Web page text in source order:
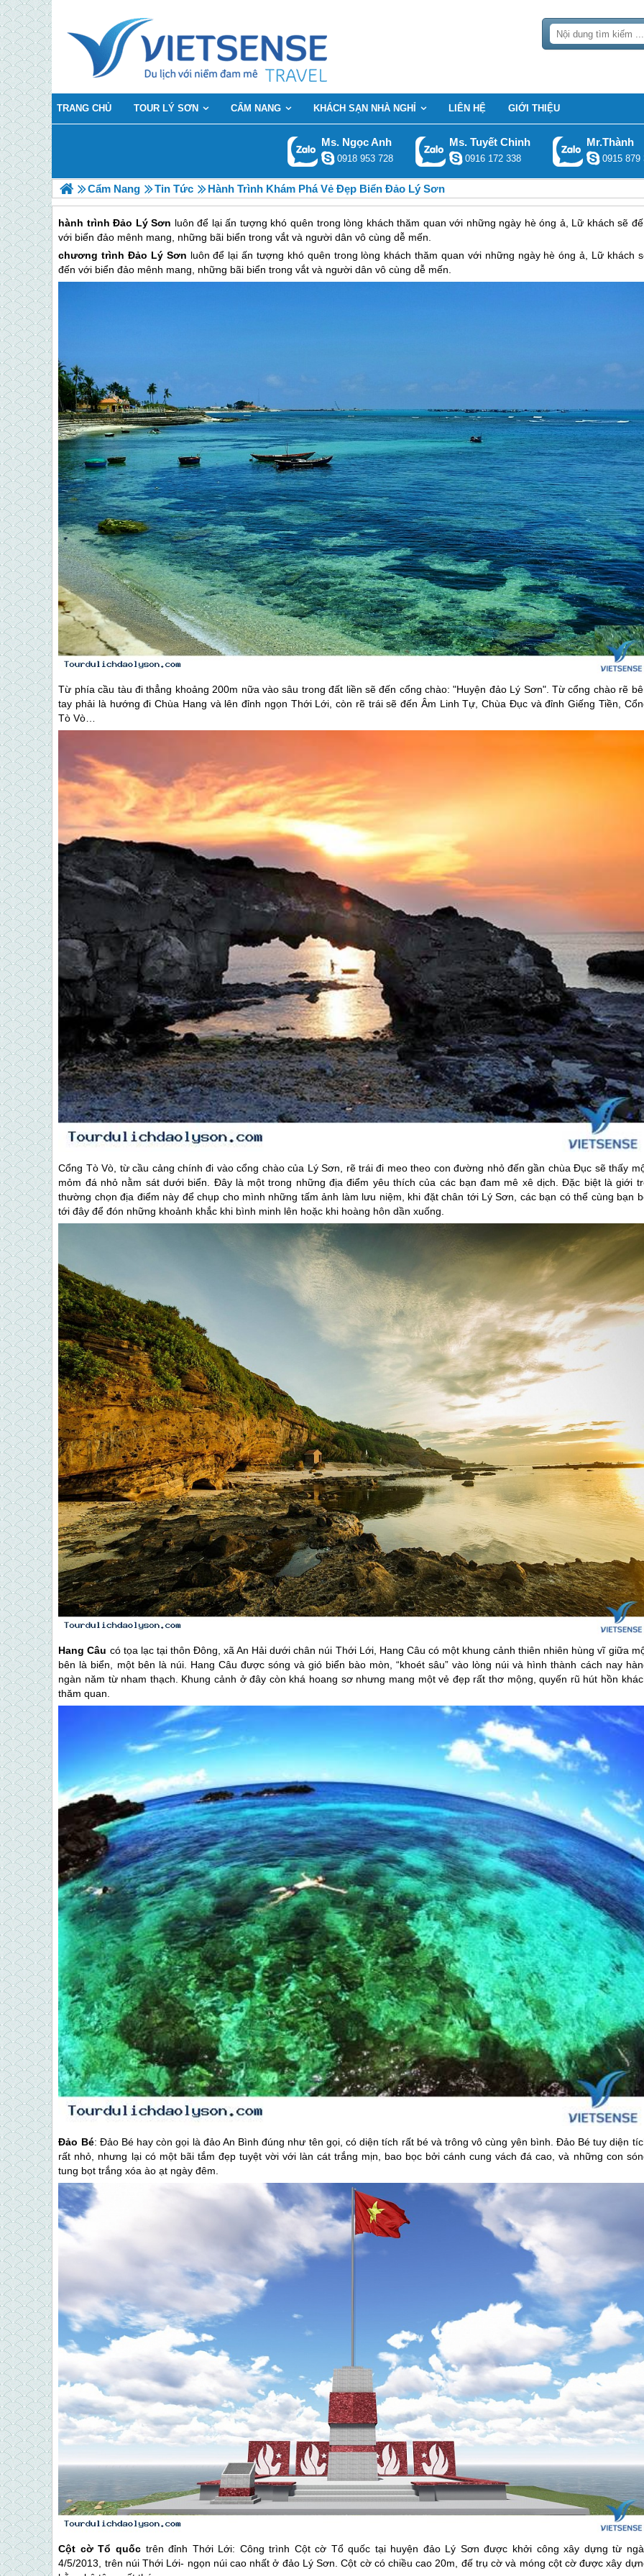
TRANG CHỦ TOUR LÝ SƠN CẨM NANG KHÁCH SẠN NHÀ NGHỈ LIÊN HỆ GIỚI THIỆU
Ms. Ngọc Anh
0918 953 728
Ms. Tuyết Chinh
0916 172 338
Mr.Thành
0915 879
Cẩm Nang Tin Tức Hành Trình Khám Phá Vẻ Đẹp Biển Đảo Lý Sơn
hành trình Đảo Lý Sơn luôn để lại ấn tượng khó quên trong lòng khách thăm quan với những ngày hè óng ả, Lữ khách sẽ
với biển đảo mênh mang, những bãi biển trong vắt và người dân vô cùng dễ mến.
chương trìnhĐảo Lý Sơn luôn để lại ấn tượng khó quên trong lòng khách thăm quan với những ngày hè óng ả, Lữ khách
đến với biển đảo mênh mang, những bãi biển trong vắt và người dân vô cùng dễ mến.
Từ phía cầu tàu đi thẳng khoảng 200m nữa vào sâu trong đất liền sẽ đến cổng chào: "Huyện đảo Lý Sơn". Từ cổng chào rẽ
tay phải là hướng đi Chùa Hang và lên đỉnh ngọn Thới Lới, còn rẽ trái sẽ đến Âm Linh Tự, Chùa Đục và đỉnh Giếng Tiền,
Tò Vò…
Cổng Tò Vò, từ cầu cảng chính đi vào cổng chào của Lý Sơn , rẽ trái đi meo theo con đường nhỏ đến gần chùa Đục sẽ thấy
mỏm đá nhỏ nằm sát dưới biển. Đây là một trong những địa điểm yêu thích của các bạn đam mê xê dịch. Đặc biệt là giới
thường chọn địa điểm này để chụp cho mình những tấm ảnh làm lưu niệm, khi đặt chân tới Lý Sơn , các bạn có thể cùng bạn
tới đây để đón những khoảnh khắc khi bình minh lên hoặc khi hoàng hôn dần xuống.
Hang Câu có tọa lạc tại thôn Đông, xã An Hải dưới chân núi Thới Lới, Hang Câu có một khung cảnh thiên nhiên hùng vĩ giữa
bên là biển, một bên là núi. Hang Câu được sóng và gió biển bào mòn, “khoét sâu” vào lòng núi và hình thành cách nay
ngàn năm từ nham thạch. Khung cảnh ở đây còn khá hoang sơ nhưng mang một vẻ đẹp rất thơ mộng, quyến rũ hút hồn
thăm quan.
Đảo Bé: Đảo Bé hay còn gọi là đảo An Bình đúng như tên gọi, có diện tích rất bé và trông vô cùng yên bình. Đảo Bé tuy diện
rất nhỏ, nhưng lại có một bãi tắm đẹp tuyệt vời với làn cát trắng mịn, bao bọc bởi cánh cung vách đá cao, và những con
tung bọt trắng xóa ào ạt ngày đêm.
Cột cờ Tổ quốctrên đỉnh Thới Lới: Công trình Cột cờ Tổ quốc tại huyện đảo Lý Sơn được khởi công xây dựng từ
4/5/2013, trên núi Thới Lới- ngọn núi cao nhất ở đảo Lý Sơn. Cột cờ có chiều cao 20m, đế trụ cờ và móng cột cờ được xây